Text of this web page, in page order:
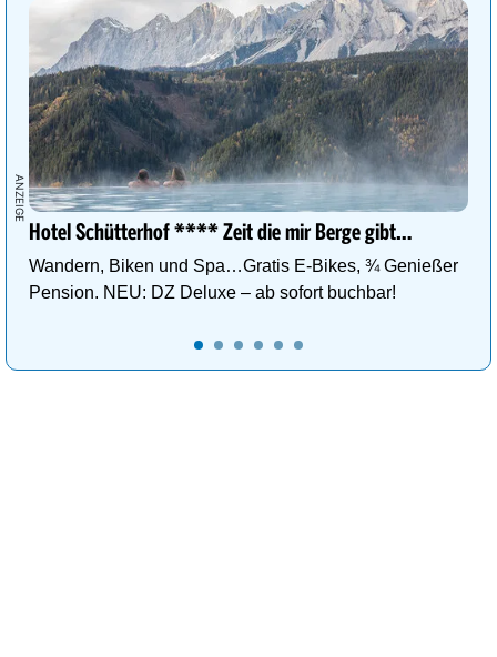
Hotel Schütterhof **** Zeit die mir Berge gibt…
Wandern, Biken und Spa…Gratis E-Bikes, ¾ Genießer
Pension. NEU: DZ Deluxe – ab sofort buchbar!